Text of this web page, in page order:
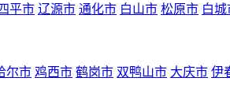
平市 辽源市 通化市 白山市 松原市 白城
尔市 鸡西市 鹤岗市 双鸭山市 大庆市 伊